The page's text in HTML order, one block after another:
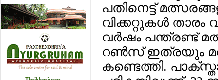
പതിനെട്ട്
വിക്കറ്റുകള്‍ താരം
വര്‍ഷം പന്ത്രണ്ട്
റണ്‍സ് ഇത്രയും
കണ്ടെത്തി.